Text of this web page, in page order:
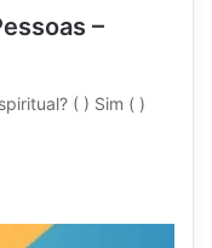
–
( ) Sim ( )